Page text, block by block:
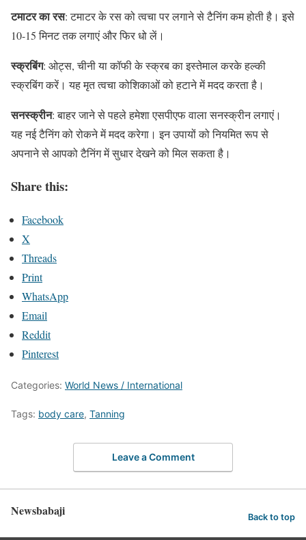
टमाटर का रस: टमाटर के रस को त्वचा पर लगाने से टैनिंग कम होती है। इसे
10-15 मिनट तक लगाएं और फिर धो लें।
स्क्रबिंग: ओट्स, चीनी या कॉफी के स्क्रब का इस्तेमाल करके हल्की
स्क्रबिंग करें। यह मृत त्वचा कोशिकाओं को हटाने में मदद करता है।
सनस्क्रीन: बाहर जाने से पहले हमेशा एसपीएफ वाला सनस्क्रीन लगाएं।
यह नई टैनिंग को रोकने में मदद करेगा। इन उपायों को नियमित रूप से
अपनाने से आपको टैनिंग में सुधार देखने को मिल सकता है।
Share this:
Facebook
X
Threads
Print
WhatsApp
Email
Reddit
Pinterest
Categories: World News / International
Tags: body care, Tanning
Leave a Comment
Newsbabaji Back to top